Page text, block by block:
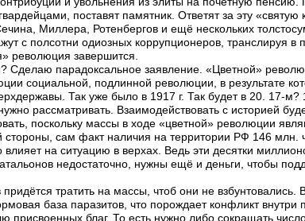
поставят памятник. Ответят за эту
Миллера, Ротенбергов и ещё нескольких
с полсотни одиозных коррупционеров, транслируя
революция завершится.
Сделаю парадоксальное заявление. «Цветной»
социальной, подлинной революции, в результате
Так уже было в 1917 г. Так будет в 20. 17-
рассматривать. Взаимодействовать с историей
поскольку массы в ходе «цветной» революции
сам факт наличия на территории РФ 146 млн.
на ситуацию в верхах. Ведь эти десятки
недостаточно, нужны ещё и деньги, чтобы
тратить на массы, чтоб они не взбунтовались.
база паразитов, что порождает конфликт внутри
присвоенных благ. То есть нужно либо сокращать